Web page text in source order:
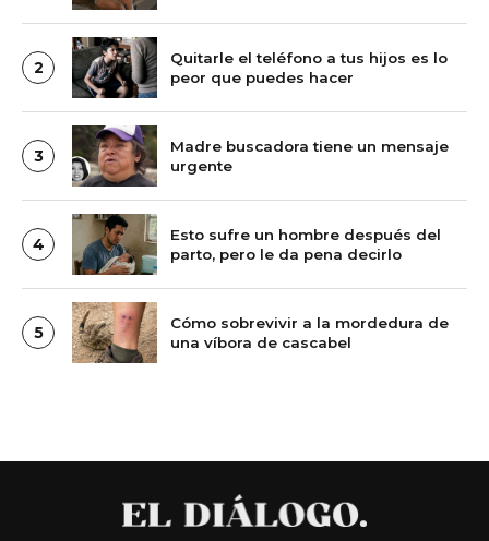
2
Quitarle el teléfono a tus hijos es lo
peor que puedes hacer
3
Madre buscadora tiene un mensaje
urgente
4
Esto sufre un hombre después del
parto, pero le da pena decirlo
5
Cómo sobrevivir a la mordedura de
una víbora de cascabel